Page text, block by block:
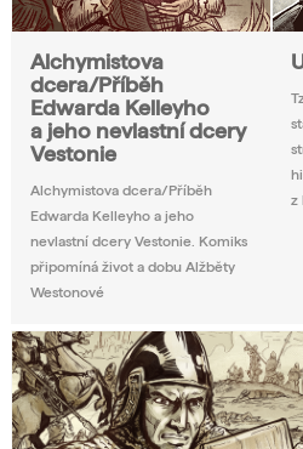
Alchymistova
dcera/Příběh
Edwarda Kelleyho
a jeho nevlastní dcery
Vestonie
Alchymistova dcera/Příběh
Edwarda Kelleyho a jeho
nevlastní dcery Vestonie. Komiks
připomíná život a dobu Alžběty
Westonové
z